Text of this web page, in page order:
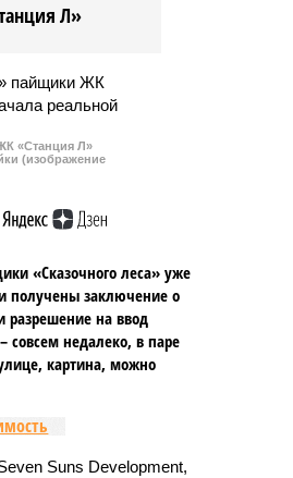
Л»
«Станция Л»
(изображение
«Сказочного леса» уже
получены заключение о
разрешение на ввод
недалеко, в паре
картина, можно
Suns Development,